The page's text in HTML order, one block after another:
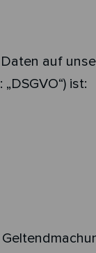
auf
ist: